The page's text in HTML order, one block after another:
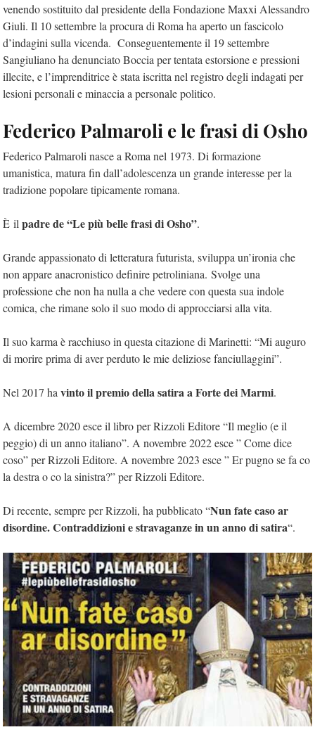
venendo sostituito dal presidente della Fondazione Maxxi Alessandro
Giuli. Il 10 settembre la procura di Roma ha aperto un fascicolo
d’indagini sulla vicenda. Conseguentemente il 19 settembre
Sangiuliano ha denunciato Boccia per tentata estorsione e pressioni
illecite, e l’imprenditrice è stata iscritta nel registro degli indagati per
lesioni personali e minaccia a personale politico.
Federico Palmaroli e le frasi di Osho
Federico Palmaroli nasce a Roma nel 1973. Di formazione
umanistica, matura fin dall’adolescenza un grande interesse per la
tradizione popolare tipicamente romana.
È il padre de “Le più belle frasi di Osho”.
Grande appassionato di letteratura futurista, sviluppa un’ironia che
non appare anacronistico definire petroliniana. Svolge una
professione che non ha nulla a che vedere con questa sua indole
comica, che rimane solo il suo modo di approcciarsi alla vita.
Il suo karma è racchiuso in questa citazione di Marinetti: “Mi auguro
di morire prima di aver perduto le mie deliziose fanciullaggini”.
Nel 2017 ha vinto il premio della satira a Forte dei Marmi.
A dicembre 2020 esce il libro per Rizzoli Editore “Il meglio (e il
peggio) di un anno italiano”. A novembre 2022 esce ” Come dice
coso” per Rizzoli Editore. A novembre 2023 esce ” Er pugno se fa co
la destra o co la sinistra?” per Rizzoli Editore.
Di recente, sempre per Rizzoli, ha pubblicato “Nun fate caso ar
disordine. Contraddizioni e stravaganze in un anno di satira“.